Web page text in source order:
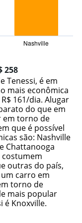
Nashville
258
Tenessi, é em
mais econômica
161/dia. Alugar
do que em
em torno de
que é possível
são: Nashville
Chattanooga
costumem
outras do país,
carro em
torno de
mais popular
é Knoxville.